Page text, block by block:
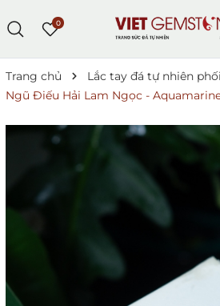
0
Trang chủ Lắc tay đá tự nhiên
Ngũ Điếu Hải Lam Ngọc -